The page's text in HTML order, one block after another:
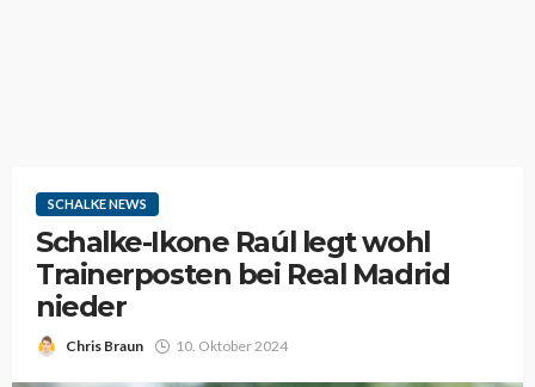
SCHALKE NEWS
Schalke-Ikone Raúl legt wohl
Trainerposten bei Real Madrid
nieder
Chris Braun 10. Oktober 2024